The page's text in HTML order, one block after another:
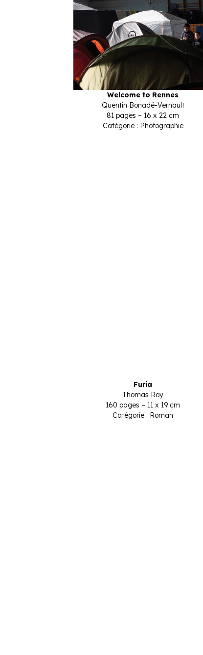
Welcome to Rennes
Quentin Bonadé-Vernault
81 pages – 16 x 22 cm
Catégorie : Photographie
Furia
Thomas Roy
160 pages – 11 x 19 cm
Catégorie : Roman